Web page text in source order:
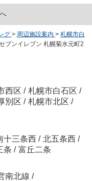
グ > 周辺施設案内 > 札幌市白
ブンイレブン 札幌菊水元町2
西区 / 札幌市白石区 /
別区 / 札幌市北区 /
十三条西 / 北五条西 /
条 / 富丘二条
南北線 /